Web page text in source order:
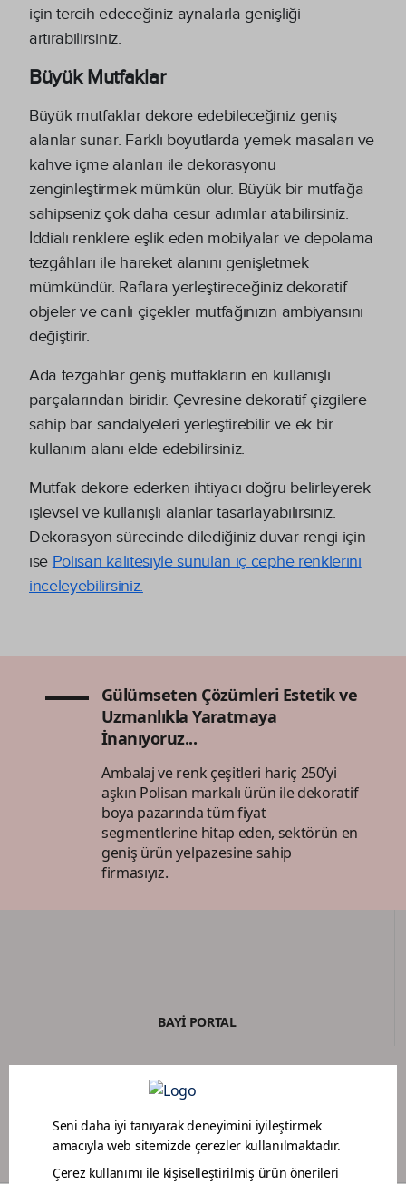
için tercih edeceğiniz aynalarla genişliği
artırabilirsiniz.
Büyük Mutfaklar
Büyük mutfaklar dekore edebileceğiniz geniş
alanlar sunar. Farklı boyutlarda yemek masaları ve
kahve içme alanları ile dekorasyonu
zenginleştirmek mümkün olur. Büyük bir mutfağa
sahipseniz çok daha cesur adımlar atabilirsiniz.
İddialı renklere eşlik eden mobilyalar ve depolama
tezgâhları ile hareket alanını genişletmek
mümkündür. Raflara yerleştireceğiniz dekoratif
objeler ve canlı çiçekler mutfağınızın ambiyansını
değiştirir.
Ada tezgahlar geniş mutfakların en kullanışlı
parçalarından biridir. Çevresine dekoratif çizgilere
sahip bar sandalyeleri yerleştirebilir ve ek bir
kullanım alanı elde edebilirsiniz.
Mutfak dekore ederken ihtiyacı doğru belirleyerek
işlevsel ve kullanışlı alanlar tasarlayabilirsiniz.
Dekorasyon sürecinde dilediğiniz duvar rengi için
ise Polisan kalitesiyle sunulan iç cephe renklerini
inceleyebilirsiniz.
Gülümseten Çözümleri Estetik ve
Uzmanlıkla Yaratmaya
İnanıyoruz...
Ambalaj ve renk çeşitleri hariç 250’yi
aşkın Polisan markalı ürün ile dekoratif
boya pazarında tüm fiyat
segmentlerine hitap eden, sektörün en
geniş ürün yelpazesine sahip
firmasıyız.
BAYİ PORTAL
BOYACI SADAKAT PROGRAMI